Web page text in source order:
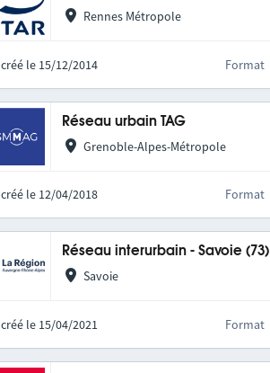
Rennes Métropole
créé le 15/12/2014 Format
Réseau urbain TAG
Grenoble-Alpes-Métropole
créé le 12/04/2018 Format
Réseau interurbain - Savoie (73)
Savoie
créé le 15/04/2021 Format